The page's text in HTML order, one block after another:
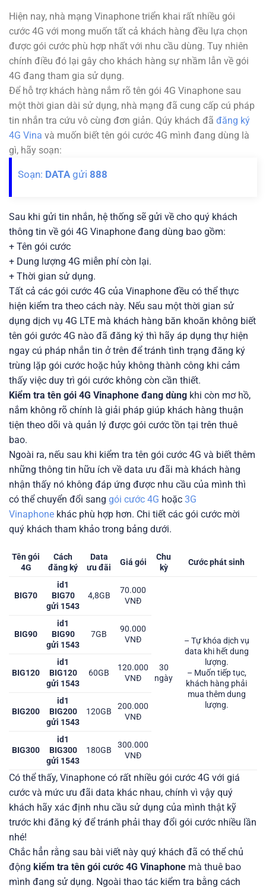
Hiện nay, nhà mạng Vinaphone triển khai rất nhiều gói
cước 4G với mong muốn tất cả khách hàng đều lựa chọn
được gói cước phù hợp nhất với nhu cầu dùng. Tuy nhiên
chính điều đó lại gây cho khách hàng sự nhầm lẫn về gói
4G đang tham gia sử dụng.
Để hỗ trợ khách hàng nắm rõ tên gói 4G Vinaphone sau
một thời gian dài sử dụng, nhà mạng đã cung cấp cú pháp
tin nhắn tra cứu vô cùng đơn giản. Qúy khách đã đăng ký
4G Vina và muốn biết tên gói cước 4G mình đang dùng là
gì, hãy soạn:
Soạn: DATAgửi 888
Sau khi gửi tin nhắn, hệ thống sẽ gửi về cho quý khách
thông tin về gói 4G Vinaphone đang dùng bao gồm:
+ Tên gói cước
+ Dung lượng 4G miễn phí còn lại.
+ Thời gian sử dụng.
Tất cả các gói cước 4G của Vinaphone đều có thể thực
hiện kiểm tra theo cách này. Nếu sau một thời gian sử
dụng dịch vụ 4G LTE mà khách hàng băn khoăn không biết
tên gói gước 4G nào đã đăng ký thì hãy áp dụng thự hiện
ngay cú pháp nhắn tin ở trên để tránh tình trạng đăng ký
trùng lặp gói cước hoặc hủy không thành công khi cảm
thấy việc duy trì gói cước không còn cần thiết.
Kiểm tra tên gói 4G Vinaphone đang dùng khi còn mơ hồ,
nắm không rõ chính là giải pháp giúp khách hàng thuận
tiện theo dõi và quản lý được gói cước tồn tại trên thuê
bao.
Ngoài ra, nếu sau khi kiểm tra tên gói cước 4G và biết thêm
những thông tin hữu ích về data ưu đãi mà khách hàng
nhận thấy nó không đáp ứng được nhu cầu của mình thì
có thể chuyển đổi sang gói cước 4G hoặc 3G
Vinaphone khác phù hợp hơn. Chi tiết các gói cước mời
quý khách tham khảo trong bảng dưới.
Tên gói
4G
Cách
đăng ký
Data
ưu đãi
Giá gói
Chu
kỳ
Cước phát sinh
BIG70
id1
BIG70
gửi 1543
4,8GB
70.000
VNĐ
30
ngày
– Tự khóa dịch vụ
data khi hết dung
lượng.
– Muốn tiếp tục,
khách hàng phải
mua thêm dung
lượng.
BIG90
id1
BIG90
gửi 1543
7GB
90.000
VNĐ
BIG120
id1
BIG120
gửi 1543
60GB
120.000
VNĐ
BIG200
id1
BIG200
gửi 1543
120GB
200.000
VNĐ
BIG300
id1
BIG300
gửi 1543
180GB
300.000
VNĐ
Có thể thấy, Vinaphone có rất nhiều gói cước 4G với giá
cước và mức ưu đãi data khác nhau, chính vì vậy quý
khách hãy xác định nhu cầu sử dụng của mình thật kỹ
trước khi đăng ký để tránh phải thay đổi gói cước nhiều lần
nhé!
Chắc hẳn rằng sau bài viết này quý khách đã có thể chủ
động kiểm tra tên gói cước 4G Vinaphone mà thuê bao
mình đang sử dụng. Ngoài thao tác kiểm tra bằng cách